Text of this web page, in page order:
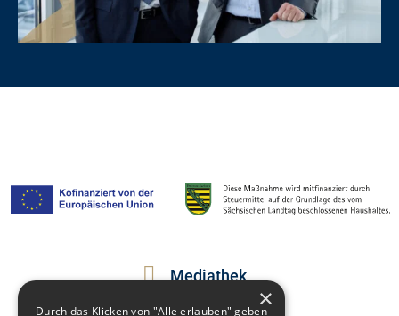
Mediathek
Newsletter
×
Durch das Klicken von "Alle erlauben" geben